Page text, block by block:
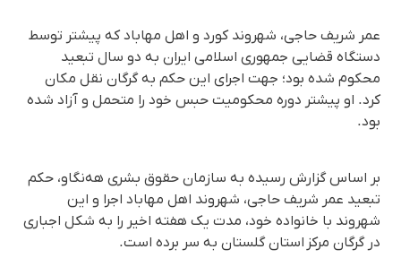
عمر شریف حاجی، شهروند کورد و اهل مهاباد که پیشتر توسط
دستگاه قضایی جمهوری اسلامی ایران به دو سال تبعید
محکوم شده بود؛ جهت اجرای این حکم به گرگان نقل مکان
کرد. او پیشتر دوره محکومیت حبس خود را متحمل و آزاد شده
بود.
بر اساس گزارش رسیده به سازمان حقوق بشری هه‌نگاو، حکم
تبعید عمر شریف حاجی، شهروند اهل مهاباد اجرا و این
شهروند با خانواده خود، مدت یک هفته اخیر را به شکل اجباری
در گرگان مرکز استان گلستان به سر برده‌ است.